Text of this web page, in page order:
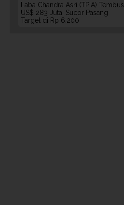
Laba Chandra Asri (TPIA) Tembus
US$ 283 Juta, Sucor Pasang
Target di Rp 6.200